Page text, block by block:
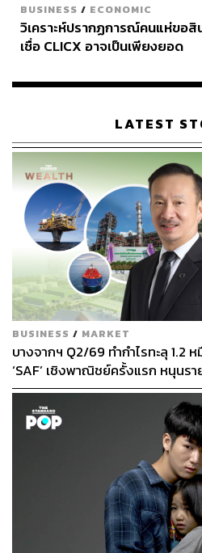
BUSINESS / ECONOMIC
วิเคราะห์ปรากฏการณ์คนแห่ขอสิ
เชื่อ CLICX อาจเป็นเพียงยอด
เรือนไทยที่ถูกซุกไว้
LATEST
BUSINESS / MARKET
บางจากฯ Q2/69 ทำกำไรทะลุ 1.2
‘SAF’ เชิงพาณิชย์ครั้งแรก หนุนร
ล้าน